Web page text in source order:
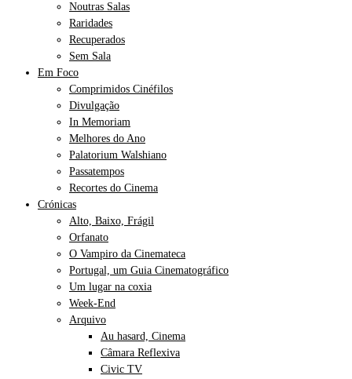
Noutras Salas
Raridades
Recuperados
Sem Sala
Em Foco
Comprimidos Cinéfilos
Divulgação
In Memoriam
Melhores do Ano
Palatorium Walshiano
Passatempos
Recortes do Cinema
Crónicas
Alto, Baixo, Frágil
Orfanato
O Vampiro da Cinemateca
Portugal, um Guia Cinematográfico
Um lugar na coxia
Week-End
Arquivo
Au hasard, Cinema
Câmara Reflexiva
Civic TV